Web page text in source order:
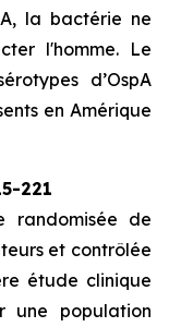
la bactérie ne
l'homme. Le
d’OspA
en Amérique
221
randomisée de
et contrôlée
étude clinique
une population